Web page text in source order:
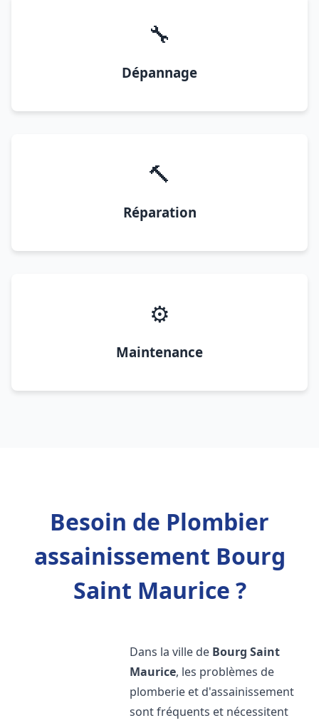
🔧
Dépannage
🔨
Réparation
⚙️
Maintenance
Besoin de Plombier
assainissement Bourg
Saint Maurice ?
Dans la ville de Bourg Saint
Maurice, les problèmes de
plomberie et d'assainissement
sont fréquents et nécessitent